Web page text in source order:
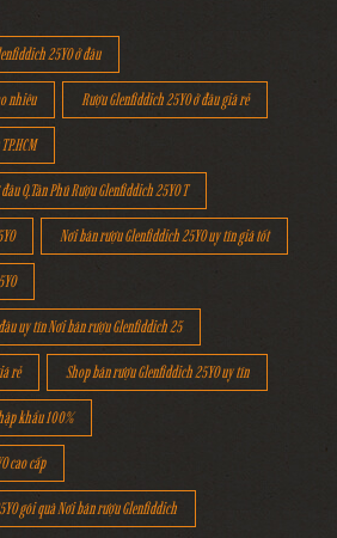
25YO ở đâu
nhiêu Rượu Glenfiddich 25YO ở đâu giá rẻ
Q.Tân Phú Rượu Glenfiddich 25YO T
Nơi bán rượu Glenfiddich 25YO uy tín giá tốt
uy tín Nơi bán rượu Glenfiddich 25
rẻ Shop bán rượu Glenfiddich 25YO uy tín
khẩu 100%
cao cấp
gói quà Nơi bán rượu Glenfiddich